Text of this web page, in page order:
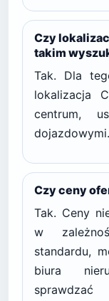
Czy
takim
Tak. Dla
lokalizacja
centrum,
dojazdowymi.
Czy ceny
Tak. Ceny
w
standardu,
biura
sprawdzać